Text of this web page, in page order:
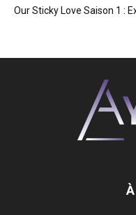
Our Sticky Love Saison 1 :